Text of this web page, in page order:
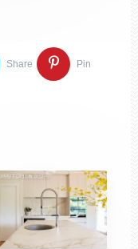
Share Pin